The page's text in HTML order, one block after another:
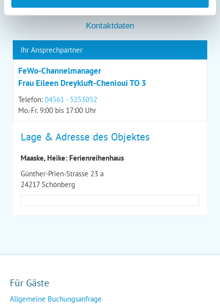
Kontaktdaten
Ihr Ansprechpartner
FeWo-Channelmanager
Frau Eileen Dreykluft-Chenioui TO 3
Telefon: 04561 - 5253052
Mo.-Fr. 9:00 bis 17:00 Uhr
Lage & Adresse des Objektes
Maaske, Heike: Ferienreihenhaus
Günther-Prien-Strasse 23 a
24217 Schönberg
Für Gäste
Allgemeine Buchungsanfrage